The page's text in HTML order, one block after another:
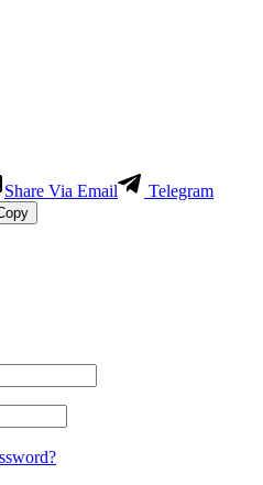
Share Via Email Telegram